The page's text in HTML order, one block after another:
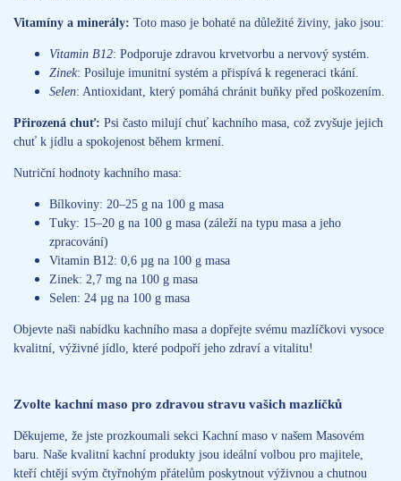
Vitamíny a minerály: Toto maso je bohaté na důležité živiny, jako jsou:
Vitamin B12: Podporuje zdravou krvetvorbu a nervový systém.
Zinek: Posiluje imunitní systém a přispívá k regeneraci tkání.
Selen: Antioxidant, který pomáhá chránit buňky před poškozením.
Přirozená chuť: Psi často milují chuť kachního masa, což zvyšuje jejich
chuť k jídlu a spokojenost během krmení.
Nutriční hodnoty kachního masa:
Bílkoviny: 20–25 g na 100 g masa
Tuky: 15–20 g na 100 g masa (záleží na typu masa a jeho
zpracování)
Vitamin B12: 0,6 µg na 100 g masa
Zinek: 2,7 mg na 100 g masa
Selen: 24 µg na 100 g masa
Objevte naši nabídku kachního masa a dopřejte svému mazlíčkovi vysoce
kvalitní, výživné jídlo, které podpoří jeho zdraví a vitalitu!
Zvolte kachní maso pro zdravou stravu vašich mazlíčků
Děkujeme, že jste prozkoumali sekci Kachní maso v našem Masovém
baru. Naše kvalitní kachní produkty jsou ideální volbou pro majitele,
kteří chtějí svým čtyřnohým přátelům poskytnout výživnou a chutnou